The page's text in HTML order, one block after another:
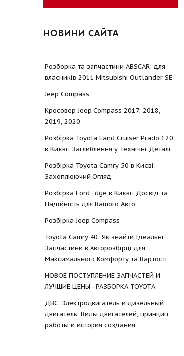
НОВИНИ САЙТА
Розборка та запчастини ABSCAR: для
власників 2011 Mitsubishi Outlander SE
Jeep Compass
Кросовер Jeep Compass 2017, 2018,
2019, 2020
Розбірка Toyota Land Cruiser Prado 120
в Києві: Заглиблення у Технічні Деталі
Розбірка Toyota Camry 50 в Києві:
Захоплюючий Огляд
Розбірка Ford Edge в Києві: Досвід та
Надійність для Вашого Авто
Розбірка Jeep Compass
Toyota Camry 40: Як знайти Ідеальні
Запчастини в Авторозбірці для
Максимального Комфорту та Вартості
НОВОЕ ПОСТУПЛЕНИЕ ЗАПЧАСТЕЙ И
ЛУЧШИЕ ЦЕНЫ - РАЗБОРКА TOYOTА
ДВС, Электродвигатель и дизельный
двигатель. Виды двигателей, принцип
работы и история создания.